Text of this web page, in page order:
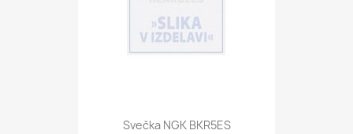
Svečka NGK BKR5ES